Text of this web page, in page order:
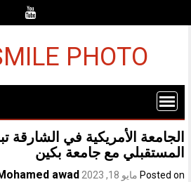
PHOTO
الجامعة الأمريكية في
المستقبلي مع جامعة بكين
Posted on مايو 18, 2023 awad